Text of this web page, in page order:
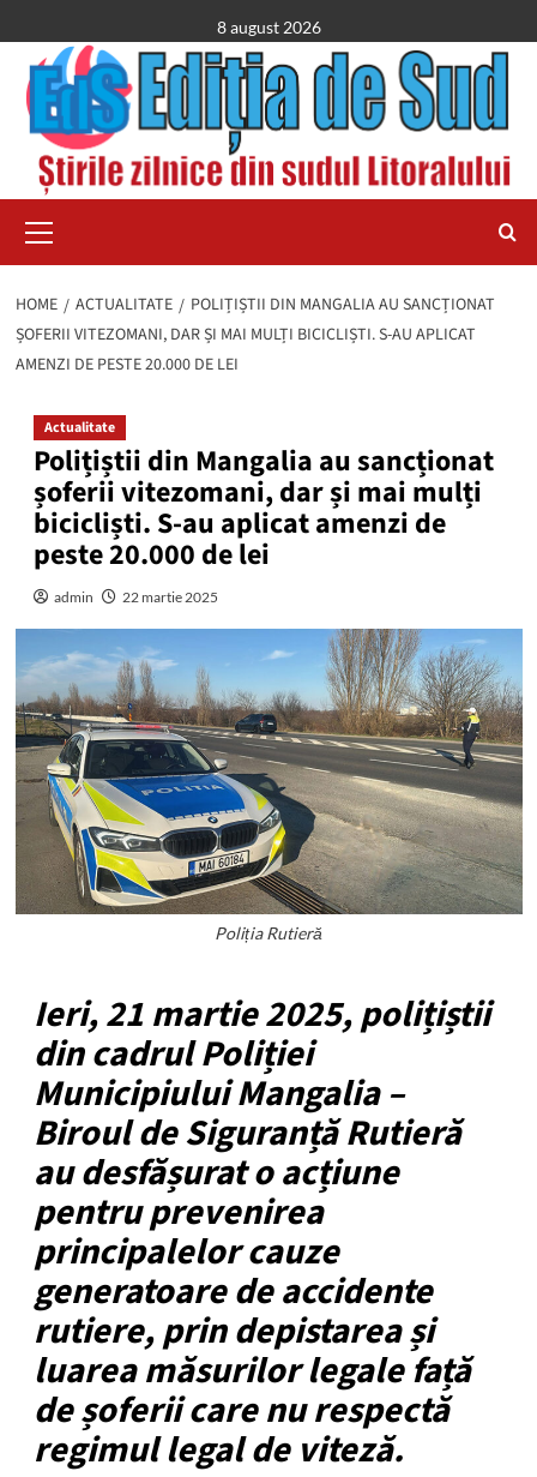
to
content
8 august 2026
Menu
HOME ACTUALITATE
POLIȚIȘTII DIN MANGALIA AU SANCȚIONAT
ȘOFERII VITEZOMANI, DAR ȘI MAI MULȚI BICICLIȘTI. S-AU APLICAT
AMENZI DE PESTE 20.000 DE LEI
Actualitate
Polițiștii din Mangalia au sancționat
șoferii vitezomani, dar și mai mulți
bicicliști. S-au aplicat amenzi de
peste 20.000 de lei
admin 22 martie 2025
Poliția Rutieră
Ieri, 21 martie 2025, polițiștii
din cadrul Poliției
Municipiului Mangalia –
Biroul de Siguranță Rutieră
au desfășurat o acțiune
pentru prevenirea
principalelor cauze
generatoare de accidente
rutiere, prin depistarea și
luarea măsurilor legale față
de șoferii care nu respectă
regimul legal de viteză.